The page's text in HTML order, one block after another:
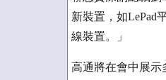
新裝置，如LePad
線裝置。」
高通將在會中展示